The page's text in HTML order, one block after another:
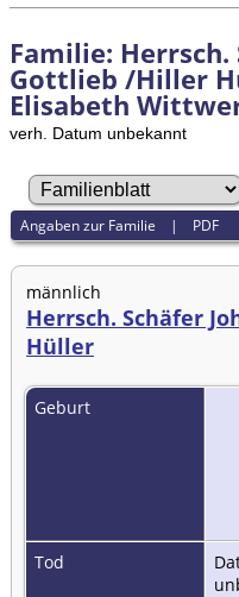
Familie: Herrsch.
Gottlieb /Hiller
Elisabeth
verh. Datum unbekannt
Angaben zur Familie | PDF
männlich
Herrsch. Schäfer
Hüller
Geburt
Tod